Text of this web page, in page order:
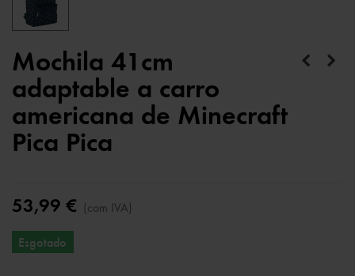
Mochila 41cm
adaptable a carro
americana de Minecraft
Pica Pica
53,99 € (com IVA)
Esgotado